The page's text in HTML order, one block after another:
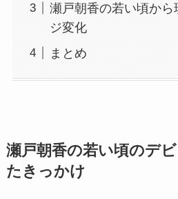
瀬戸朝香の若い頃か
ジ変化
まとめ
瀬戸朝香の若い頃のデ
たきっかけ